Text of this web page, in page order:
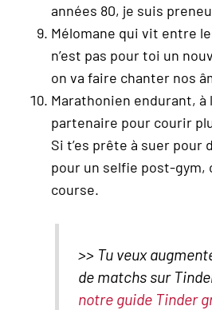
années 80, je suis
Mélomane qui vit entre
n’est pas pour toi un
on va faire chanter nos
Marathonien endurant, à
partenaire pour courir
Si t’es prête à suer pour
pour un selfie post-gym,
course.
>> Tu veux
de matchs sur
notre guide Tinder